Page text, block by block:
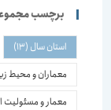
برچسب مجموعه
استان سال(13)
معماران و محیط
معمار و مسئولیت